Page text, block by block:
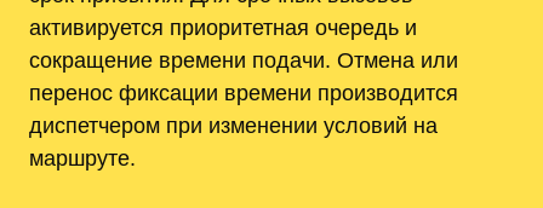
активируется приоритетная очередь и
сокращение времени подачи. Отмена или
перенос фиксации времени производится
диспетчером при изменении условий на
маршруте.